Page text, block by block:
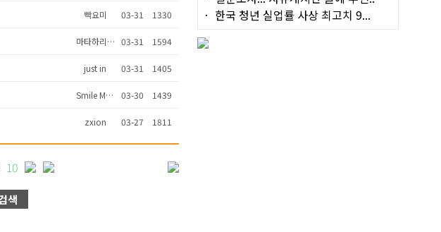
빡요미 03-31 1330
마타하리1222 03-31 1594
just in 03-31 1405
Smile Man 03-30 1439
zxion 03-27 1811
10
한국 청년 실업률 사상 최고치 9...